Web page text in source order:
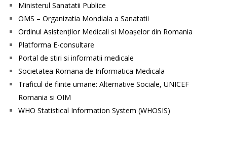
Ministerul Sanatatii Publice
OMS – Organizatia Mondiala a Sanatatii
Ordinul Asistenţilor Medicali si Moaşelor din Romania
Platforma E-consultare
Portal de stiri si informatii medicale
Societatea Romana de Informatica Medicala
Traficul de fiinte umane: Alternative Sociale, UNICEF
Romania si OIM
WHO Statistical Information System (WHOSIS)